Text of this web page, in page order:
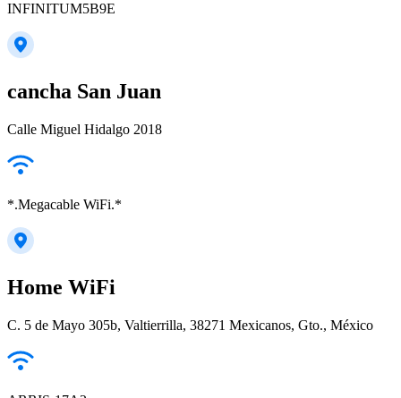
INFINITUM5B9E
cancha San Juan
Calle Miguel Hidalgo 2018
*.Megacable WiFi.*
Home WiFi
C. 5 de Mayo 305b, Valtierrilla, 38271 Mexicanos, Gto., México